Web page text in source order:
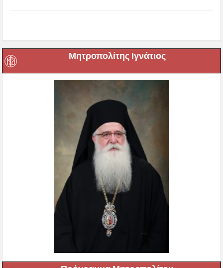
Μητροπολίτης Ιγνάτιος